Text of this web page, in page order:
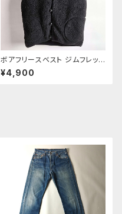
ボアフリースベスト ジムフレック
ス Gymphlex BOA ロゴ刺繍
フード付き 16 ブラック ユニセッ
¥4,900